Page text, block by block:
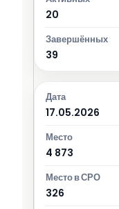
20
39
17.05.2026
4 873
326